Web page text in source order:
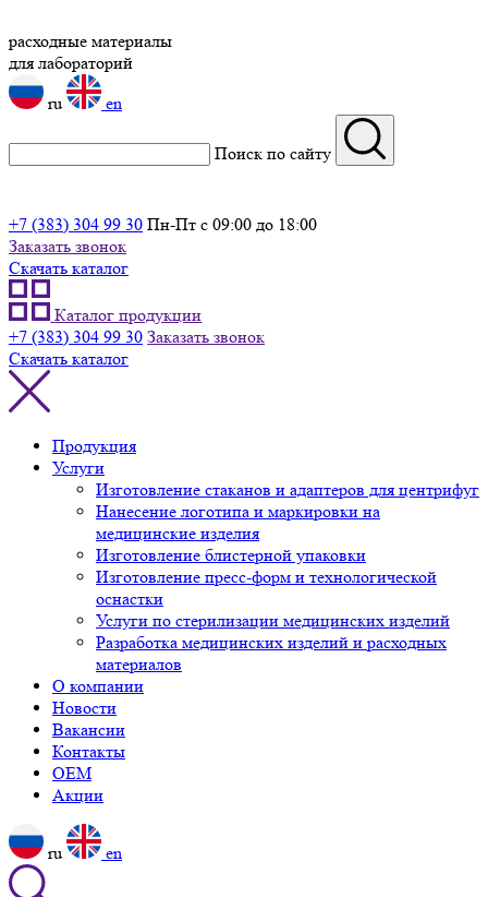
расходные материалы
для лабораторий
ru
en
Поиск по сайту
+7 (383) 304 99 30 Пн-Пт с 09:00 до 18:00
Заказать звонок
Скачать каталог
Каталог продукции
+7 (383) 304 99 30 Заказать звонок
Скачать каталог
Продукция
Услуги
Изготовление стаканов и адаптеров для центрифуг
Нанесение логотипа и маркировки на
медицинские изделия
Изготовление блистерной упаковки
Изготовление пресс-форм и технологической
оснастки
Услуги по стерилизации медицинских изделий
Разработка медицинских изделий и расходных
материалов
О компании
Новости
Вакансии
Контакты
OEM
Акции
ru en